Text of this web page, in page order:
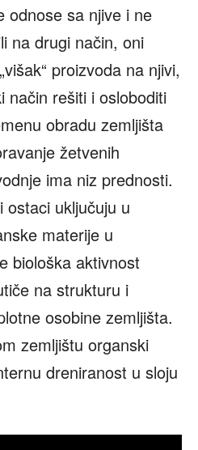
odnose sa njive i ne
na drugi način, oni
proizvoda na njivi,
način rešiti i osloboditi
obradu zemljišta
žetvenih
ima niz prednosti.
ostaci uključuju u
materije u
biološka aktivnost
na strukturu i
osobine zemljišta.
zemljištu organski
dreniranost u sloju